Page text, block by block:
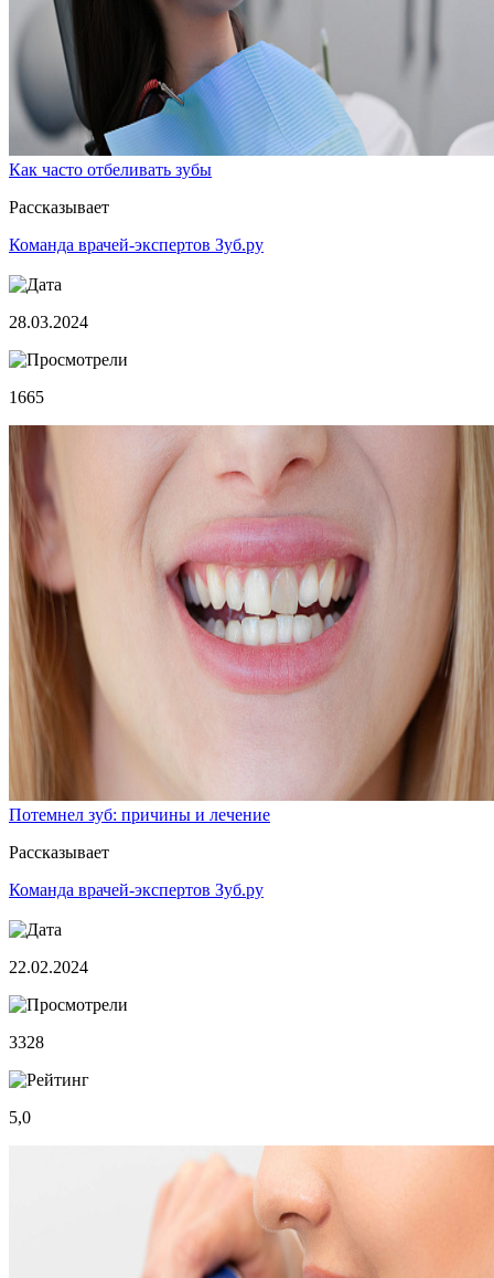
Как часто отбеливать зубы
Рассказывает
Команда врачей-экспертов Зуб.ру
28.03.2024
1665
Потемнел зуб: причины и лечение
Рассказывает
Команда врачей-экспертов Зуб.ру
22.02.2024
3328
5,0